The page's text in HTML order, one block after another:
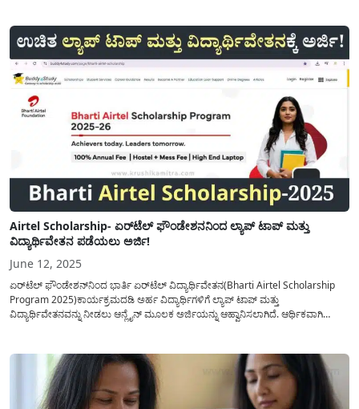
Airtel Scholarship- ಏರ್‌ಟೆಲ್ ಫೌಂಡೇಶನನಿಂದ ಲ್ಯಾಪ್ ಟಾಪ್ ಮತ್ತು
ವಿದ್ಯಾರ್ಥಿವೇತನ ಪಡೆಯಲು ಅರ್ಜಿ!
June 12, 2025
ಏರ್‌ಟೆಲ್ ಫೌಂಡೇಶನ್‌ನಿಂದ ಭಾರ್ತಿ ಏರ್‌ಟೆಲ್ ವಿದ್ಯಾರ್ಥಿವೇತನ(Bharti Airtel Scholarship
Program 2025)ಕಾರ್ಯಕ್ರಮದಡಿ ಅರ್ಹ ವಿದ್ಯಾರ್ಥಿಗಳಿಗೆ ಲ್ಯಾಪ್ ಟಾಪ್ ಮತ್ತು
ವಿದ್ಯಾರ್ಥಿವೇತನವನ್ನು ನೀಡಲು ಆನ್ಲೈನ್ ಮೂಲಕ ಅರ್ಜಿಯನ್ನು ಆಹ್ವಾನಿಸಲಾಗಿದೆ. ಆರ್ಥಿಕವಾಗಿ
ವಿದ್ಯಾರ್ಥಿವೇತನ ಕಾರ್ಯಕ್ರಮದಡಿ ಇತ್ತೀಚಿನ NIRF...